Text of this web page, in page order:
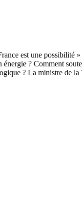
? Comment
? La ministre de